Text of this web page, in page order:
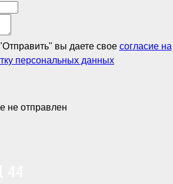
вы даете свое согласие на
персональных данных
не отправлен